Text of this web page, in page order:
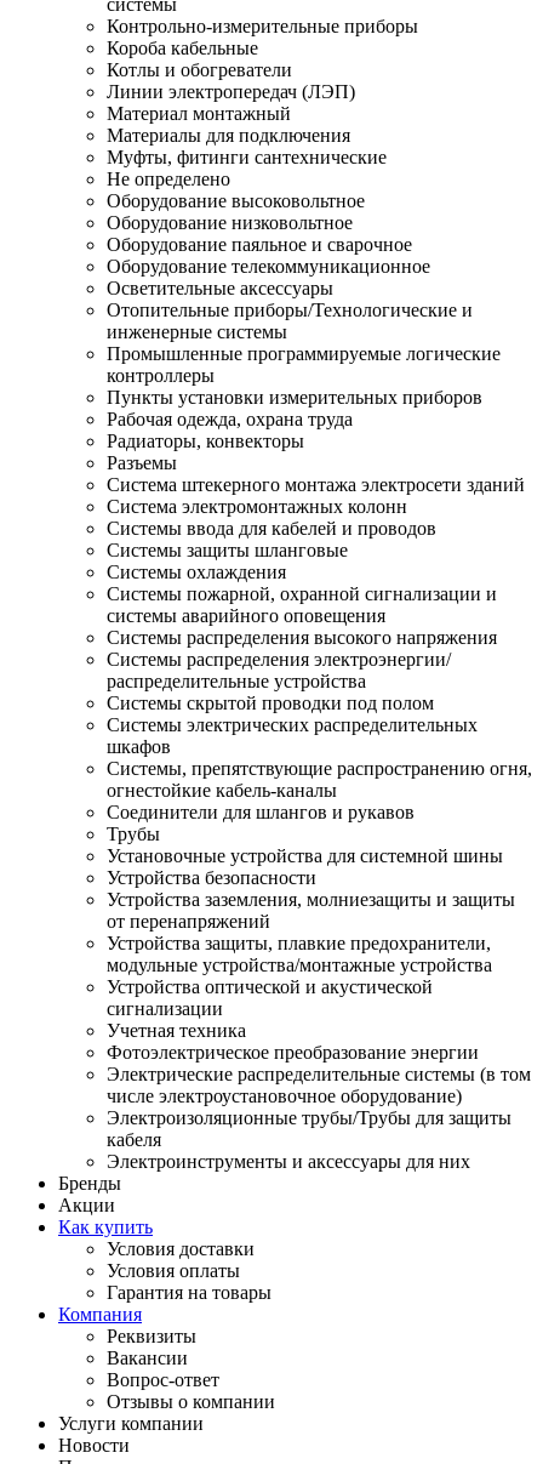
Контрольно-измерительные приборы
Короба кабельные
Котлы и обогреватели
Линии электропередач (ЛЭП)
Материал монтажный
Материалы для подключения
Муфты, фитинги сантехнические
Не определено
Оборудование высоковольтное
Оборудование низковольтное
Оборудование паяльное и сварочное
Оборудование телекоммуникационное
Осветительные аксессуары
Отопительные приборы/Технологические и
инженерные системы
Промышленные программируемые логические
контроллеры
Пункты установки измерительных приборов
Рабочая одежда, охрана труда
Радиаторы, конвекторы
Разъемы
Система штекерного монтажа электросети зданий
Система электромонтажных колонн
Системы ввода для кабелей и проводов
Системы защиты шланговые
Системы охлаждения
Системы пожарной, охранной сигнализации и
системы аварийного оповещения
Системы распределения высокого напряжения
Системы распределения электроэнергии/
распределительные устройства
Системы скрытой проводки под полом
Системы электрических распределительных
шкафов
Системы, препятствующие распространению огня,
огнестойкие кабель-каналы
Соединители для шлангов и рукавов
Трубы
Установочные устройства для системной шины
Устройства безопасности
Устройства заземления, молниезащиты и защиты
от перенапряжений
Устройства защиты, плавкие предохранители,
модульные устройства/монтажные устройства
Устройства оптической и акустической
сигнализации
Учетная техника
Фотоэлектрическое преобразование энергии
Электрические распределительные системы (в том
числе электроустановочное оборудование)
Электроизоляционные трубы/Трубы для защиты
кабеля
Электроинструменты и аксессуары для них
Бренды
Акции
Как купить
Условия доставки
Условия оплаты
Гарантия на товары
Компания
Реквизиты
Вакансии
Вопрос-ответ
Отзывы о компании
Услуги компании
Новости